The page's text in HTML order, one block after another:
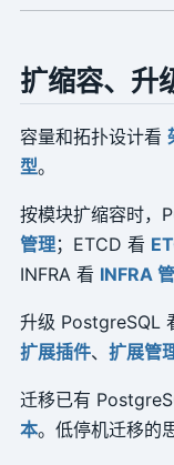
扩缩容、升
容量和拓扑设计看
型。
按模块扩缩容时，
管理；ETCD 看
INFRA 看 INFRA
升级 PostgreSQL
扩展插件、 扩展管
迁移已有
本。低停机迁移的